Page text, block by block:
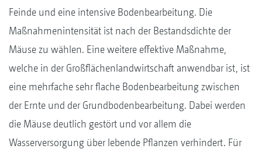
Feinde und eine intensive Bodenbearbeitung. Die
Maßnahmenintensität ist nach der Bestandsdichte der
Mäuse zu wählen. Eine weitere effektive Maßnahme,
welche in der Großflächenlandwirtschaft anwendbar ist, ist
eine mehrfache sehr flache Bodenbearbeitung zwischen
der Ernte und der Grundbodenbearbeitung. Dabei werden
die Mäuse deutlich gestört und vor allem die
Wasserversorgung über lebende Pflanzen verhindert. Für